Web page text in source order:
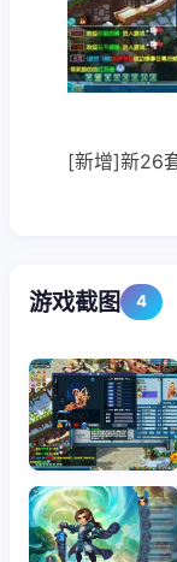
[新增]新26
游戏截图 4